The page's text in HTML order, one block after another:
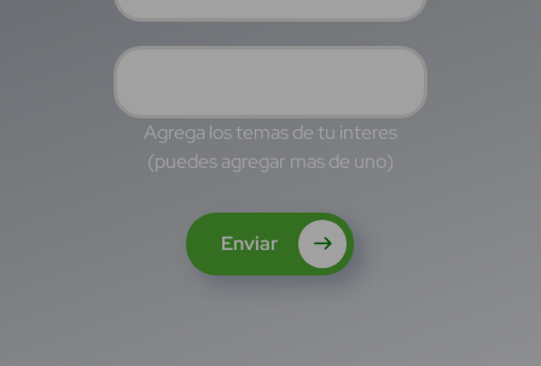
Agrega los temas de tu interes
(puedes agregar mas de uno)
Enviar